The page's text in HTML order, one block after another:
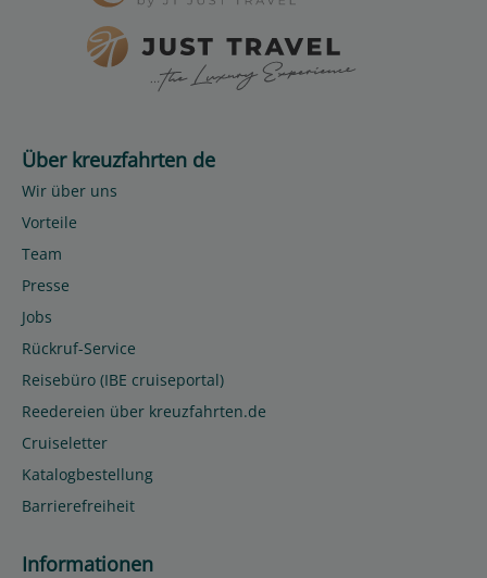
Über kreuzfahrten de
Wir über uns
Vorteile
Team
Presse
Jobs
Rückruf-Service
Reisebüro (IBE cruiseportal)
Reedereien über kreuzfahrten.de
Cruiseletter
Katalogbestellung
Barrierefreiheit
Informationen